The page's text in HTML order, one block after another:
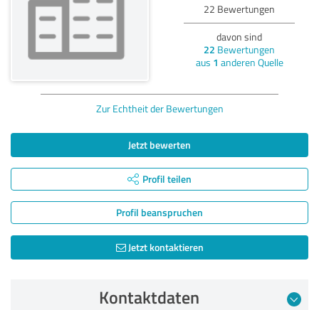
22 Bewertungen
davon sind
22 Bewertungen
aus 1 anderen Quelle
Zur Echtheit der Bewertungen
Jetzt bewerten
Profil teilen
Profil beanspruchen
Jetzt kontaktieren
Kontaktdaten